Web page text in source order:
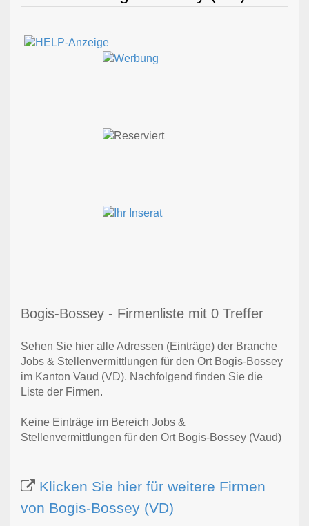
Bogis-Bossey - Firmenliste mit 0 Treffer
Sehen Sie hier alle Adressen (Einträge) der Branche
Jobs & Stellenvermittlungen für den Ort Bogis-Bossey
im Kanton Vaud (VD). Nachfolgend finden Sie die
Liste der Firmen.
Keine Einträge im Bereich Jobs &
Stellenvermittlungen für den Ort Bogis-Bossey (Vaud)
Klicken Sie hier für weitere Firmen
von Bogis-Bossey (VD)